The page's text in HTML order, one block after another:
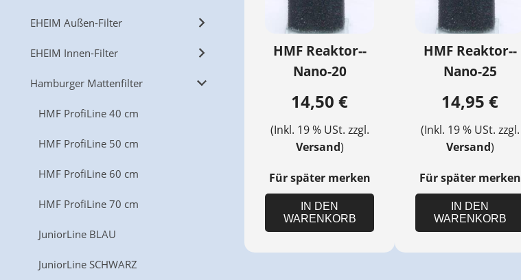
EHEIM Außen-Filter
EHEIM Innen-Filter
Hamburger Mattenfilter
HMF ProfiLine 40 cm
HMF ProfiLine 50 cm
HMF ProfiLine 60 cm
HMF ProfiLine 70 cm
JuniorLine BLAU
JuniorLine SCHWARZ
HMF Reaktor--
Nano-20
14,50 €
(Inkl. 19 % USt. zzgl.
Versand)
Für später merken
IN DEN
WARENKORB
HMF Reaktor--
Nano-25
14,95 €
(Inkl. 19 % USt. zzgl.
Versand)
Für später merken
IN DEN
WARENKORB